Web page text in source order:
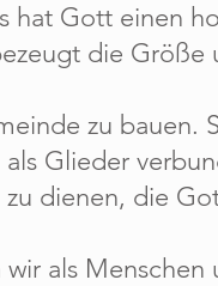
hat Gott einen
die
zu bauen.
Glieder
dienen, die
als